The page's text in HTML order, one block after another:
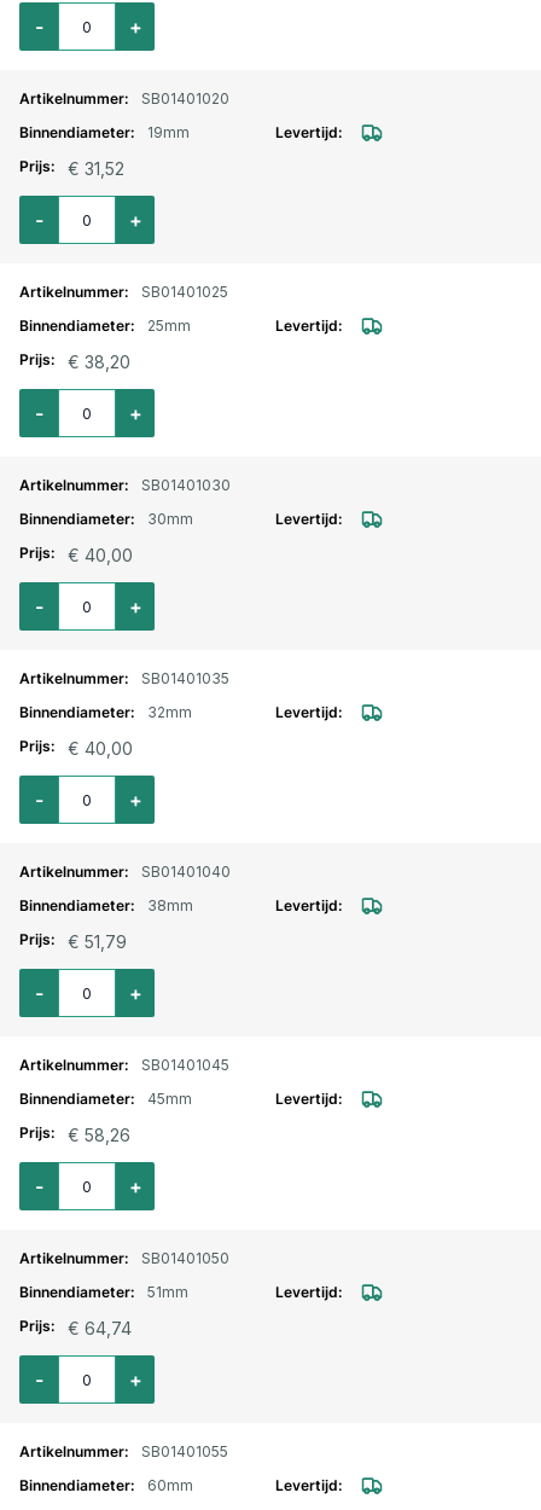
Aantal voor Silicone slang recht L=1000mm. blauw 16mm inw.
+
-
SB01401020
19mm
€ 31,52
Aantal voor Silicone slang recht L=1000mm. blauw 19mm inw.
+
-
SB01401025
25mm
€ 38,20
Aantal voor Silicone slang recht L=1000mm. blauw 25mm inw.
+
-
SB01401030
30mm
€ 40,00
Aantal voor Silicone slang recht L=1000mm. blauw 30mm inw.
+
-
SB01401035
32mm
€ 40,00
Aantal voor Silicone slang recht L=1000mm. blauw 32mm inw.
+
-
SB01401040
38mm
€ 51,79
Aantal voor Silicone slang recht L=1000mm. blauw 38mm inw.
+
-
SB01401045
45mm
€ 58,26
Aantal voor Silicone slang recht L=1000mm. blauw 45mm inw.
+
-
SB01401050
51mm
€ 64,74
Aantal voor Silicone slang recht L=1000mm. blauw 51mm inw.
+
-
SB01401055
60mm